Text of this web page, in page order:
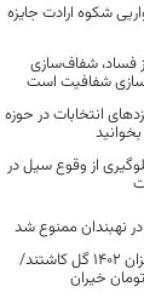
شکوه ارادت جایزه
فساد، شفاف‌سازی
شفافیت است
انتخابات در حوزه
از وقوع سیل در
نهبندان ممنوع شد
مردم خراسان جنوبی در گلریزان ۱۴۰۲ گل کاشتند/